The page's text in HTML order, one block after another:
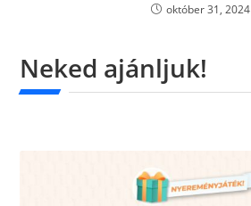
október 31, 2024
Neked ajánljuk!